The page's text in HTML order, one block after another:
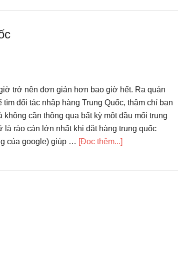
bổ,
rẻ
cực
trở nên đơn giản hơn bao giờ hết. Ra quán
đối tác nhập hàng Trung Quốc, thậm chí bạn
cần thông qua bất kỳ một đầu mối trung
rào cản lớn nhất khi đặt hàng trung quốc
của google) giúp … [Đọc thêm...]vềNhững